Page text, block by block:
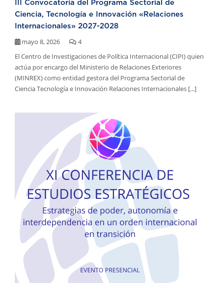
III Convocatoria del Programa Sectorial de
Ciencia, Tecnología e Innovación «Relaciones
Internacionales» 2027-2028
mayo 8, 2026
4
El Centro de Investigaciones de Política Internacional (CIPI) quien
actúa por encargo del Ministerio de Relaciones Exteriores
(MINREX) como entidad gestora del Programa Sectorial de
Ciencia Tecnología e Innovación Relaciones Internacionales [...]